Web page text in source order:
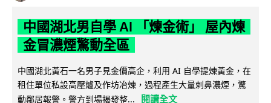
中國湖北男自學 AI 「煉金術」 屋內煉
金冒濃煙驚動全區
中國湖北黃石一名男子見金價高企，利用 AI 自學提煉黃金，在
租住單位私設高壓爐及作坊冶煉，過程產生大量刺鼻濃煙，驚
動鄰居報警。警方到場揭發整...
閱讀全文